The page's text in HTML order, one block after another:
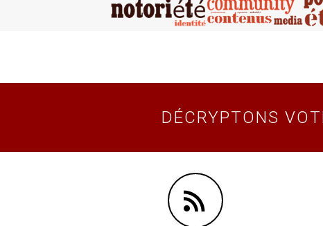
DÉCRYPTONS